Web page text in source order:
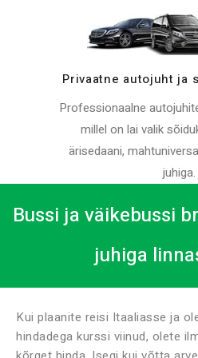
Privaatne autojuht ja
Professionaalne
millel on lai valik
ärisedaani,
juhiga.
Bussi ja väikebussi
juhiga
Kui plaanite reisi Itaaliasse ja
hindadega kurssi viinud, olete